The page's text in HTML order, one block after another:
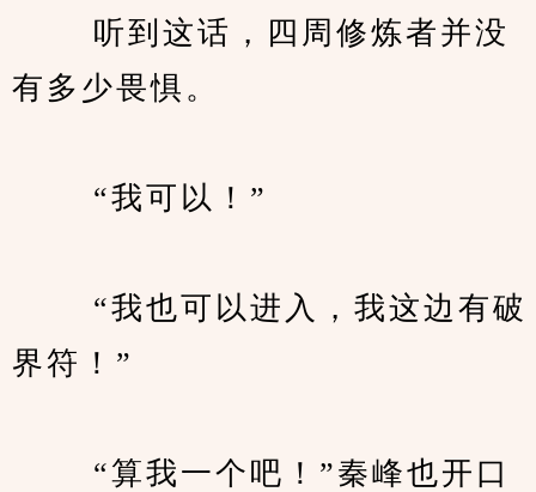
听到这话，四周修炼者并没
有多少畏惧。
“我可以！”
“我也可以进入，我这边有破
界符！”
“算我一个吧！”秦峰也开口